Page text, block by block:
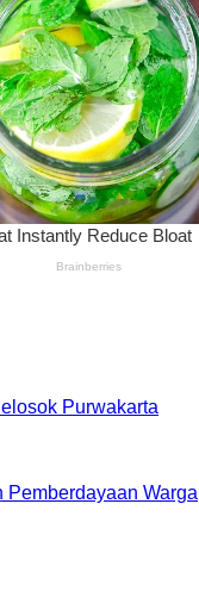
Purwakarta
Warga